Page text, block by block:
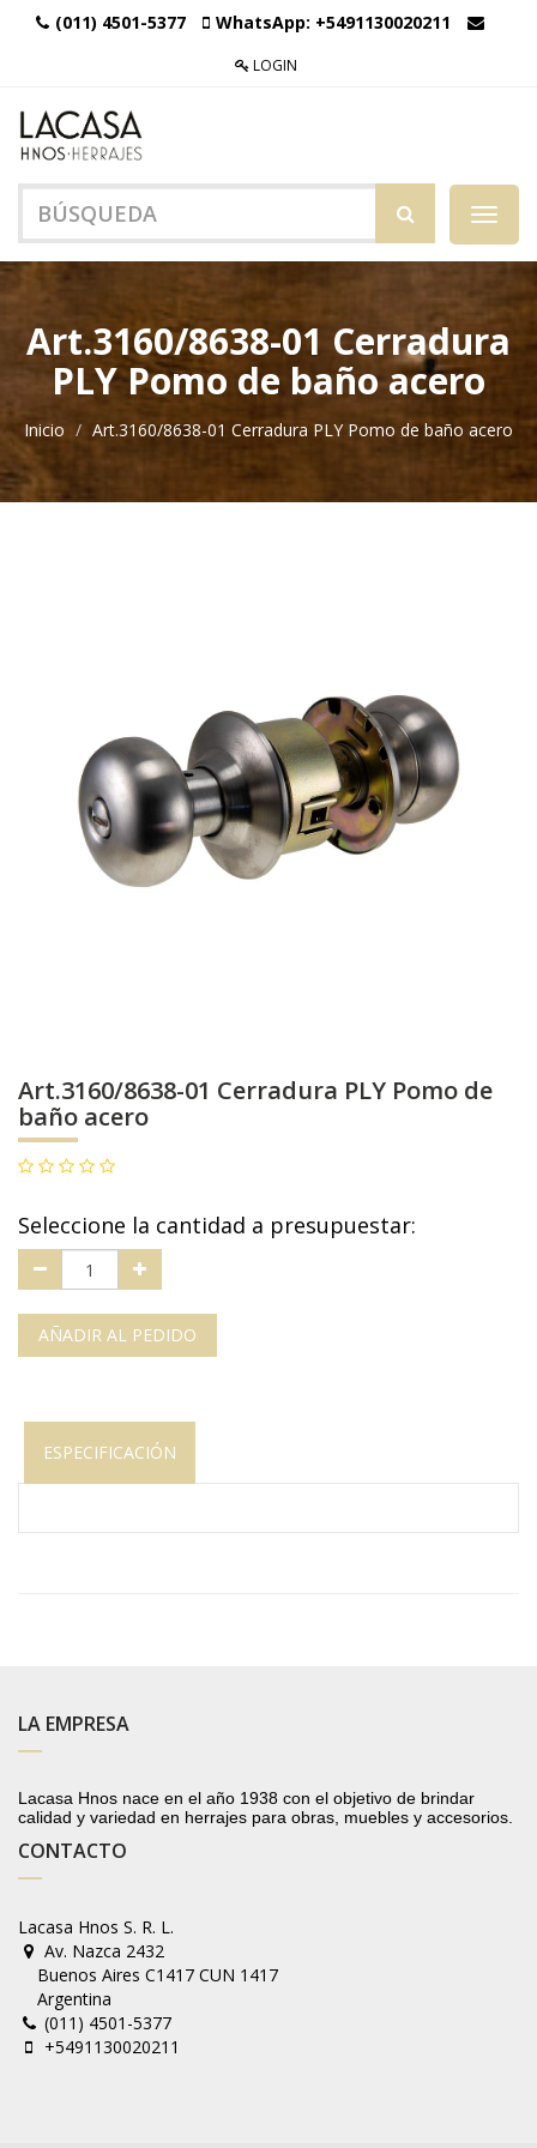
(011) 4501-5377 WhatsApp: +5491130020211
LOGIN
Menú
de
Art.3160/8638-01 Cerradura
PLY Pomo de baño acero
Inicio Art.3160/8638-01 Cerradura PLY Pomo de baño acero
Art.3160/8638-01 Cerradura PLY Pomo de
baño acero
Seleccione la cantidad a presupuestar:
AÑADIR AL PEDIDO
ESPECIFICACIÓN
LA EMPRESA
Lacasa Hnos nace en el año 1938 con el objetivo de brindar
calidad y variedad en herrajes para obras, muebles y accesorios.
CONTACTO
Lacasa Hnos S. R. L.
Av. Nazca 2432
Buenos Aires C1417 CUN 1417
Argentina
(011) 4501-5377
+5491130020211